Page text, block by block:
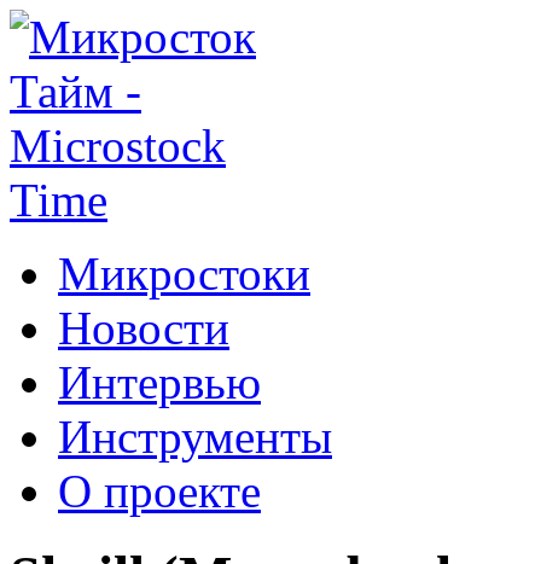
Микростоки
Новости
Интервью
Инструменты
О проекте